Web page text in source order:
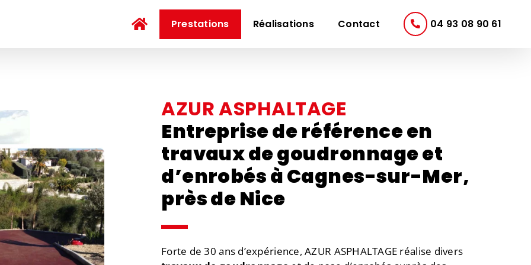
Prestations Réalisations Contact 04 93 08 90 61
AZUR ASPHALTAGE
Entreprise de référence en
travaux de goudronnage et
d’enrobés à Cagnes-sur-Mer,
près de Nice
Forte de 30 ans d’expérience, AZUR ASPHALTAGE réalise divers